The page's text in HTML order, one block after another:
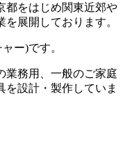
都をはじめ関東近郊や
展開しております。
ー)です。
業務用、一般のご家庭
を設計・製作していま